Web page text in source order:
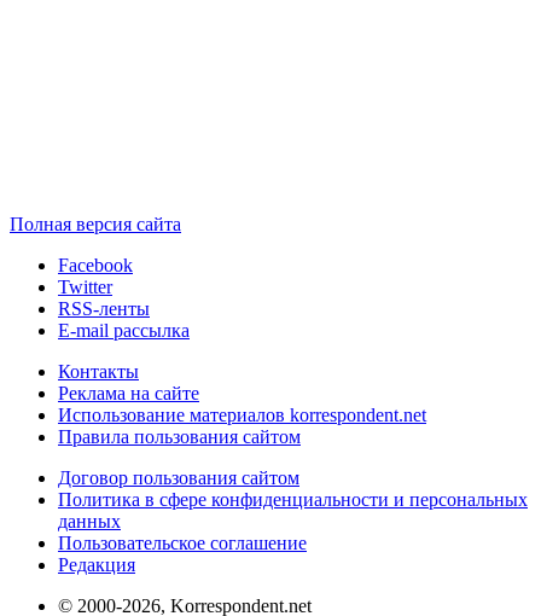
Полная версия сайта
Facebook
Twitter
RSS-ленты
E-mail рассылка
Контакты
Реклама на сайте
Использование материалов korrespondent.net
Правила пользования сайтом
Договор пользования сайтом
Политика в сфере конфиденциальности и персональных
данных
Пользовательское соглашение
Редакция
© 2000-2026, Korrespondent.net